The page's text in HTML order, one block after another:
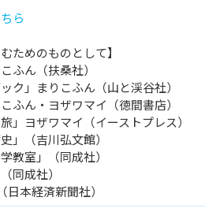
ら
ためのものとして】
ふん（扶桑社）
ク」まりこふん（山と渓谷社）
ふん・ヨザワマイ（徳間書店）
」ヨザワマイ（イーストプレス）
」（吉川弘文館）
教室」（同成社）
同成社）
日本経済新聞社）